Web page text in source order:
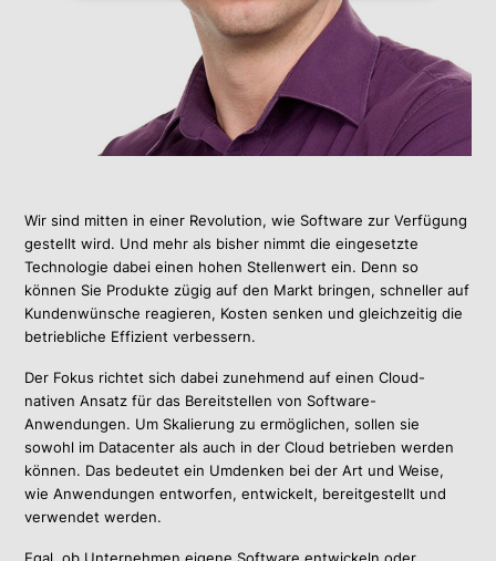
Wir sind mitten in einer Revolution, wie Software zur Verfügung
gestellt wird. Und mehr als bisher nimmt die eingesetzte
Technologie dabei einen hohen Stellenwert ein. Denn so
können Sie Produkte zügig auf den Markt bringen, schneller auf
Kundenwünsche reagieren, Kosten senken und gleichzeitig die
betriebliche Effizient verbessern.
Der Fokus richtet sich dabei zunehmend auf einen Cloud-
nativen Ansatz für das Bereitstellen von Software-
Anwendungen. Um Skalierung zu ermöglichen, sollen sie
sowohl im Datacenter als auch in der Cloud betrieben werden
können. Das bedeutet ein Umdenken bei der Art und Weise,
wie Anwendungen entworfen, entwickelt, bereitgestellt und
verwendet werden.